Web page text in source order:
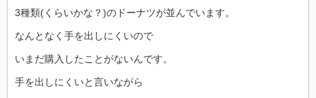
3種類(くらいかな？)のドーナツが並んでいます。
なんとなく手を出しにくいので
いまだ購入したことがないんです。
手を出しにくいと言いながら